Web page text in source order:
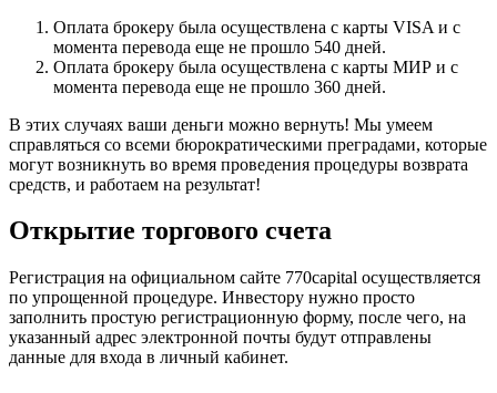
Оплата брокеру была осуществлена с карты VISA и с
момента перевода еще не прошло 540 дней.
Оплата брокеру была осуществлена с карты МИР и с
момента перевода еще не прошло 360 дней.
В этих случаях ваши деньги можно вернуть! Мы умеем
справляться со всеми бюрократическими преградами, которые
могут возникнуть во время проведения процедуры возврата
средств, и работаем на результат!
Открытие торгового счета
Регистрация на официальном сайте 770capital осуществляется
по упрощенной процедуре. Инвестору нужно просто
заполнить простую регистрационную форму, после чего, на
указанный адрес электронной почты будут отправлены
данные для входа в личный кабинет.